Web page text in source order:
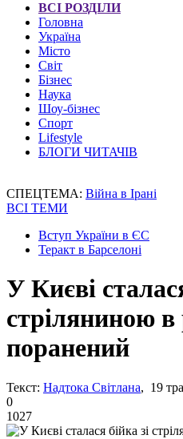
ВСІ РОЗДІЛИ
Головна
Україна
Місто
Світ
Бізнес
Наука
Шоу-бізнес
Спорт
Lifestyle
БЛОГИ ЧИТАЧІВ
СПЕЦТЕМА: Війна в Ірані
ВСІ ТЕМИ
Вступ України в ЄС
Теракт в Барселоні
У Києві
стріляниною в
поранений
Текст: Надтока Світлана, 19
0
1027